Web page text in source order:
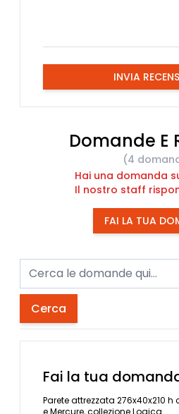
INVIA
Domande E
(4
Hai una domanda
Il nostro staff
FAI LA TUA
Cerca
Fai la tua
Parete attrezzata 276x40x210
e Mercure, collezione Logica